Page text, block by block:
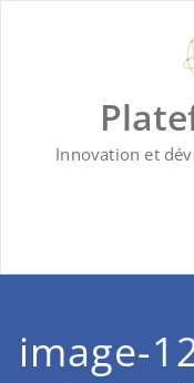
Innovation et
image-